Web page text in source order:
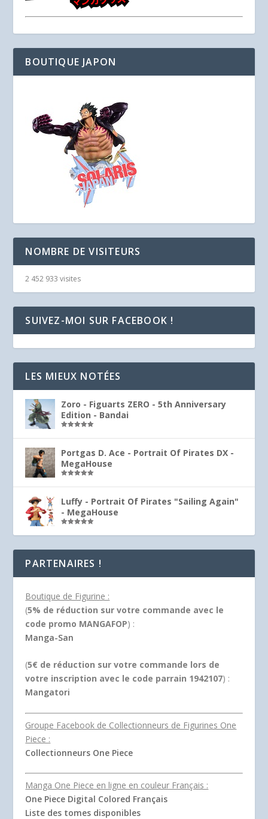
BOUTIQUE JAPON
NOMBRE DE VISITEURS
2 452 933 visites
SUIVEZ-MOI SUR FACEBOOK !
LES MIEUX NOTÉES
Zoro - Figuarts ZERO - 5th Anniversary
Edition - Bandai
Portgas D. Ace - Portrait Of Pirates DX -
MegaHouse
Luffy - Portrait Of Pirates "Sailing Again"
- MegaHouse
PARTENAIRES !
Boutique de Figurine :
(5% de réduction sur votre commande avec le
code promo MANGAFOP) :
Manga-San
(5€ de réduction sur votre commande lors de
votre inscription avec le code parrain 1942107) :
Mangatori
Groupe Facebook de Collectionneurs de Figurines One
Piece :
Collectionneurs One Piece
Manga One Piece en ligne en couleur Français :
One Piece Digital Colored Français
Liste des tomes disponibles